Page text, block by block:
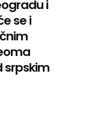
i
se i
srpskim